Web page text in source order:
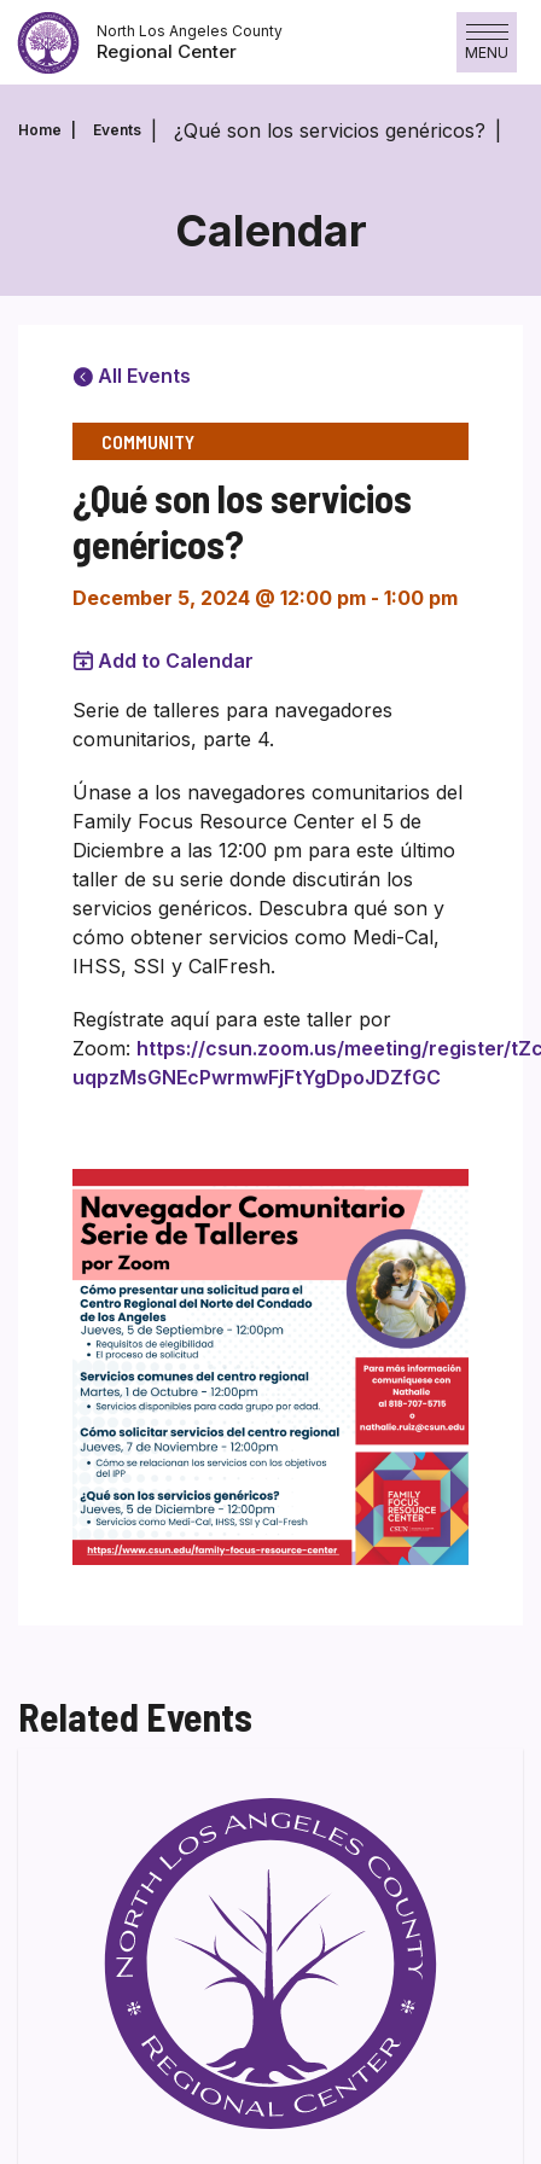
Skip
to
content
North Los Angeles County
Regional Center MENU
Home Events ¿Qué son los servicios genéricos?
Calendar
All Events
COMMUNITY
¿Qué son los servicios
genéricos?
December 5, 2024 @ 12:00 pm - 1:00 pm
Add to Calendar
Serie de talleres para navegadores
comunitarios, parte 4.
Únase a los navegadores comunitarios del
Family Focus Resource Center el 5 de
Diciembre a las 12:00 pm para este último
taller de su serie donde discutirán los
servicios genéricos. Descubra qué son y
cómo obtener servicios como Medi-Cal,
IHSS, SSI y CalFresh.
Regístrate aquí para este taller por
Zoom: https://csun.zoom.us/meeting/register/
uqpzMsGNEcPwrmwFjFtYgDpoJDZfGC
Related Events